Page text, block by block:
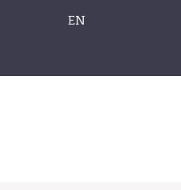
EN